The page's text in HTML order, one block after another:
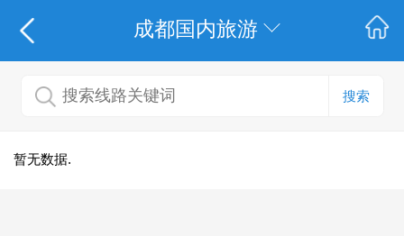
成都国内旅游
搜索
暂无数据.